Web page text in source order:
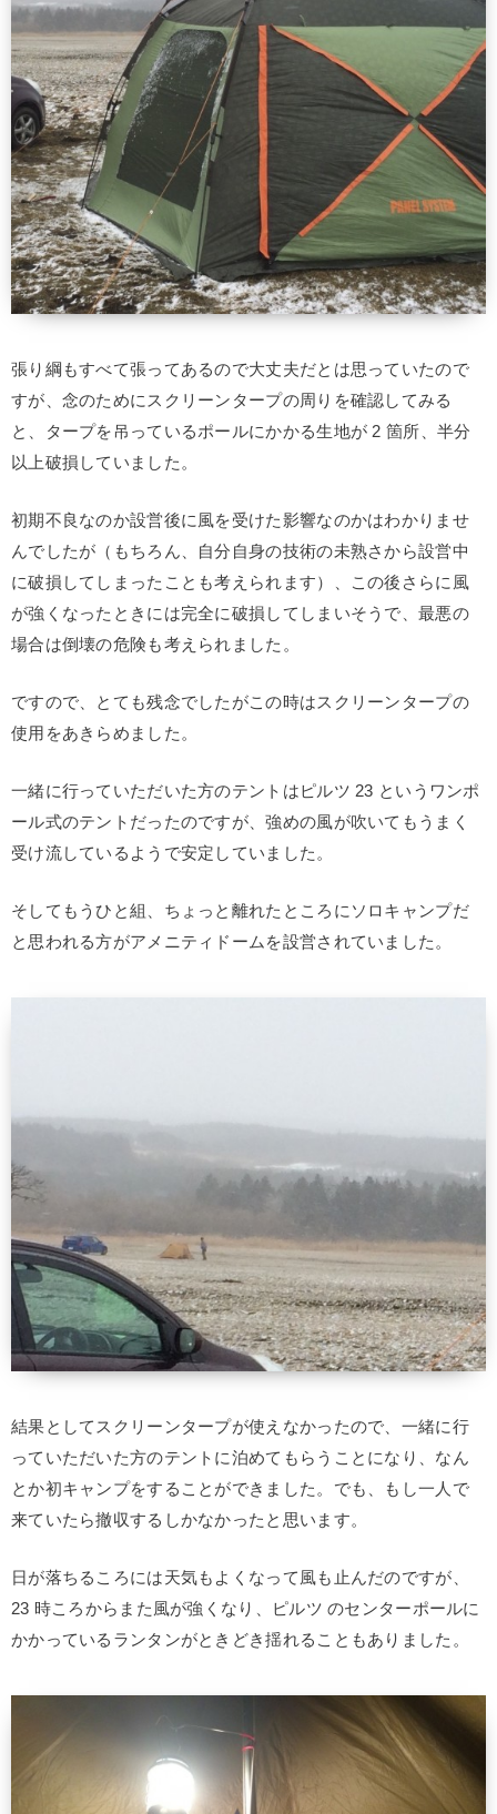
張り綱もすべて張ってあるので大丈夫だとは思っていたので
すが、念のためにスクリーンタープの周りを確認してみる
と、タープを吊っているポールにかかる生地が 2 箇所、半分
以上破損していました。
初期不良なのか設営後に風を受けた影響なのかはわかりませ
んでしたが（もちろん、自分自身の技術の未熟さから設営中
に破損してしまったことも考えられます）、この後さらに風
が強くなったときには完全に破損してしまいそうで、最悪の
場合は倒壊の危険も考えられました。
ですので、とても残念でしたがこの時はスクリーンタープの
使用をあきらめました。
一緒に行っていただいた方のテントはピルツ 23 というワンポ
ール式のテントだったのですが、強めの風が吹いてもうまく
受け流しているようで安定していました。
そしてもうひと組、ちょっと離れたところにソロキャンプだ
と思われる方がアメニティドームを設営されていました。
結果としてスクリーンタープが使えなかったので、一緒に行
っていただいた方のテントに泊めてもらうことになり、なん
とか初キャンプをすることができました。でも、もし一人で
来ていたら撤収するしかなかったと思います。
日が落ちるころには天気もよくなって風も止んだのですが、
23 時ころからまた風が強くなり、ピルツ のセンターポールに
かかっているランタンがときどき揺れることもありました。